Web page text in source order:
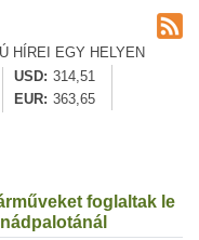
HÍREI EGY HELYEN
USD
314,51
EUR
363,65
foglaltak le